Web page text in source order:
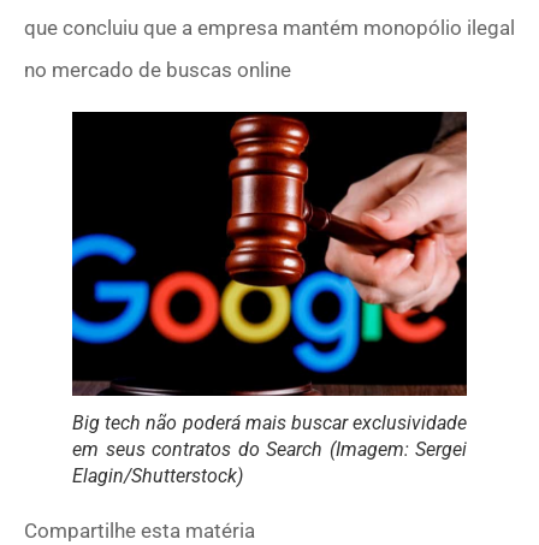
que concluiu que a empresa mantém monopólio ilegal
no mercado de buscas online
Big tech não poderá mais buscar exclusividade
em seus contratos do Search (Imagem: Sergei
Elagin/Shutterstock)
Compartilhe esta matéria